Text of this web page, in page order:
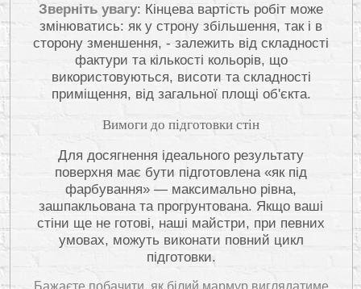
Зверніть увагу: Кінцева вартість робіт може
змінюватись: як у строну збільшення, так і в
сторону зменшення, - залежить від складності
фактури та кількості кольорів, що
використовуються, висоти та складності
приміщення, від загальної площі об'єкта.
Вимоги до підготовки стін
Для досягнення ідеального результату
поверхня має бути підготовлена «як під
фарбування» — максимально рівна,
зашпакльована та прогрунтована. Якщо ваші
стіни ще не готові, наші майстри, при певних
умовах, можуть виконати повний цикл
підготовки.